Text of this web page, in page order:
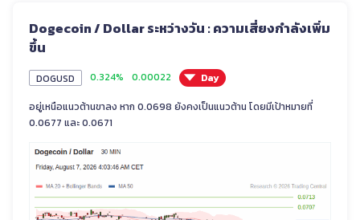
Dogecoin / Dollar ระหว่างวัน : ความเสี่ยงกำลังเพิ่ม
ขึ้น
DOGUSD 0.324% 0.00022
Day
อยู่เหนือแนวต้านขาลง หาก 0.0698 ยังคงเป็นแนวต้าน โดยมีเป้าหมายที่
0.0677 และ 0.0671